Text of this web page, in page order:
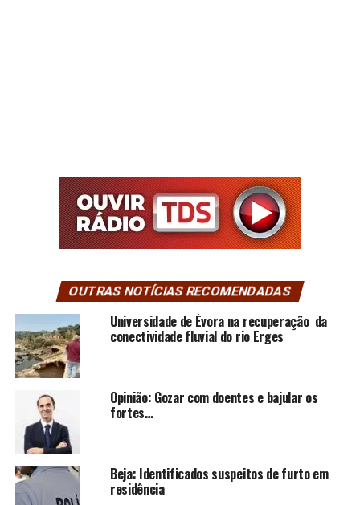
OUTRAS NOTÍCIAS RECOMENDADAS
Universidade de Évora na recuperação da
conectividade fluvial do rio Erges
Opinião: Gozar com doentes e bajular os
fortes…
Beja: Identificados suspeitos de furto em
residência